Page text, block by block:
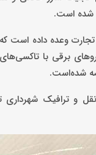
شده‌ است.
برقی با
شده‌است.